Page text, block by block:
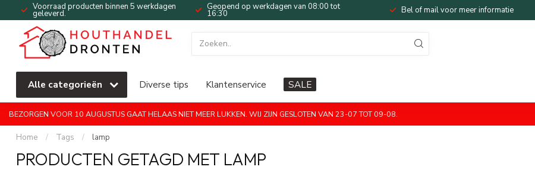
Voorraad producten binnen 5 werkdagen
geleverd.
Geopend op werkdagen van 08:00 tot
16:30 Bel of mail voor meer informatie
Alle categorieën Diverse tips Klantenservice SALE
BEZORGEN VOOR 10 AUGUSTUS GAAT HELAAS NIET MEER LUKKEN. WIJ ZIJN GESLOTEN VAN 23-07 TOT 09-08.
Home / Tags / lamp
PRODUCTEN GETAGD MET LAMP